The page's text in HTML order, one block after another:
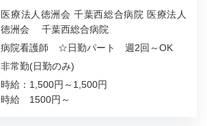
医療法人徳洲会 千葉西総合病院 医療法人
徳洲会 千葉西総合病院
病院看護師 ☆日勤パート 週2回～OK
非常勤(日勤のみ)
時給：1,500円～1,500円
時給 1500円～